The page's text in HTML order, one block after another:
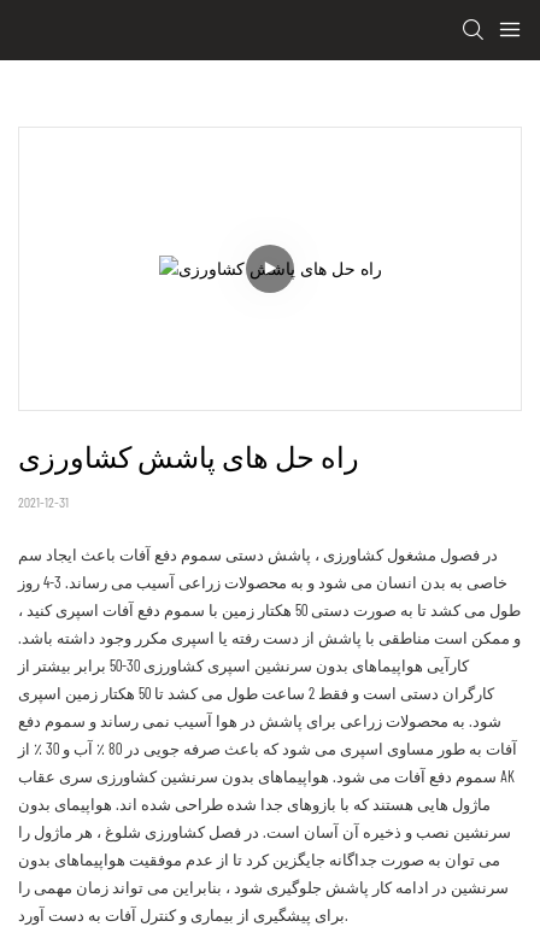
راه حل های پاشش کشاورزی
2021-12-31
در فصول مشغول کشاورزی ، پاشش دستی سموم دفع آفات باعث ایجاد سم
خاصی به بدن انسان می شود و به محصولات زراعی آسیب می رساند. 3-4 روز
طول می کشد تا به صورت دستی 50 هکتار زمین با سموم دفع آفات اسپری کنید ،
و ممکن است مناطقی با پاشش از دست رفته یا اسپری مکرر وجود داشته باشد.
کارآیی هواپیماهای بدون سرنشین اسپری کشاورزی 30-50 برابر بیشتر از
کارگران دستی است و فقط 2 ساعت طول می کشد تا 50 هکتار زمین اسپری
شود. به محصولات زراعی برای پاشش در هوا آسیب نمی رساند و سموم دفع
آفات به طور مساوی اسپری می شود که باعث صرفه جویی در 80 ٪ آب و 30 ٪ از
سموم دفع آفات می شود. هواپیماهای بدون سرنشین کشاورزی سری عقاب AK
ماژول هایی هستند که با بازوهای جدا شده طراحی شده اند. هواپیمای بدون
سرنشین نصب و ذخیره آن آسان است. در فصل کشاورزی شلوغ ، هر ماژول را
می توان به صورت جداگانه جایگزین کرد تا از عدم موفقیت هواپیماهای بدون
سرنشین در ادامه کار پاشش جلوگیری شود ، بنابراین می تواند زمان مهمی را
برای پیشگیری از بیماری و کنترل آفات به دست آورد.